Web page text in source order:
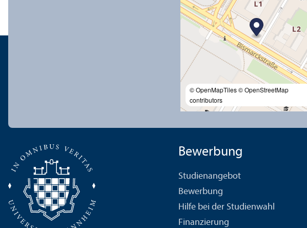
© OpenMapTiles© OpenStreetMap
contributors
Bewerbung
Studien­angebot
Bewerbung
Hilfe bei der Studien­wahl
Finanzierung